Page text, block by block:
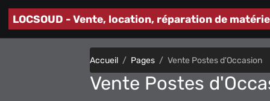
LOCSOUD - Vente, location, réparation de
Accueil Pages Vente Postes d'Occasion
Vente Postes